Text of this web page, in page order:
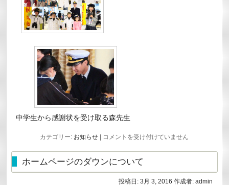
中学生から感謝状を受け取る森先生
カテゴリー: お知らせ
キ
ズ
ジ
ョ
ブ
コメントを受け付けていません
ホームページのダウンについて
投稿日: 3月 3, 2016 作成者: admin